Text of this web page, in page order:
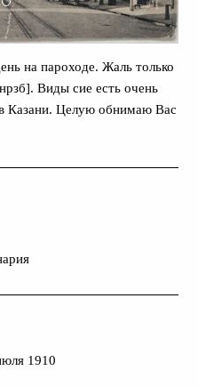
на пароходе. Жаль только
Виды сие есть очень
Казани. Целую обнимаю Вас
1910